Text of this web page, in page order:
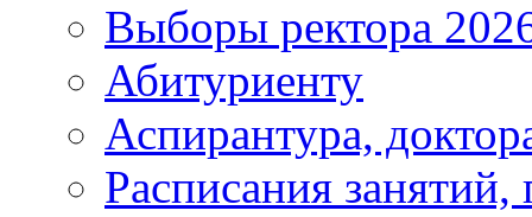
Выборы ректора
Абитуриенту
Аспирантура,
Расписания